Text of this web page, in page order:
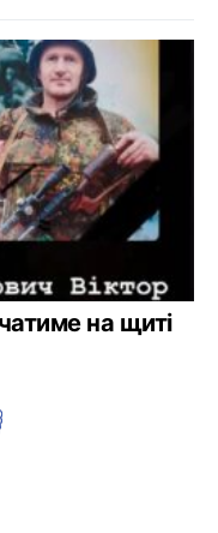
на щиті